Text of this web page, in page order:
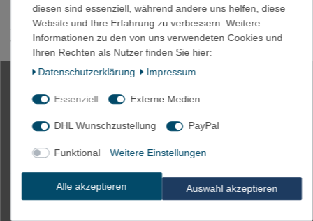
HINWEIS: Es könnte kleine Unterschiede zwischen der
abgebildeten Farbe und der tatsächlichen Farbe geben aufgrund
von Lichteinfall, Helligkeit des Monitors, Kontrasteinstellung etc.
2m Akku Schrumpfschlauch 80mm
Flachmaß = 50,9mm Ø
Artikelnummer2021
diesen sind essenziell, während andere uns helfen, diese
Website und Ihre Erfahrung zu verbessern. Weitere
Informationen zu den von uns verwendeten Cookies und
Ihren Rechten als Nutzer finden Sie hier:
Daten­schutz­erklärung
Impressum
Essenziell Externe Medien
DHL Wunschzustellung PayPal
Funktional Weitere Einstellungen
Alle akzeptieren Auswahl akzeptieren